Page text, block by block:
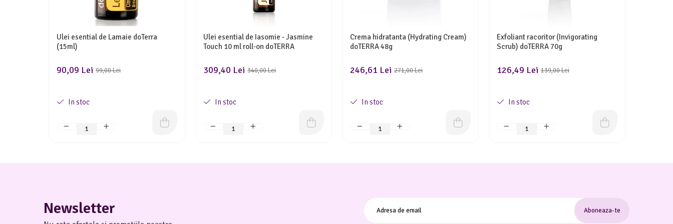
Ulei esential de Lamaie doTerra
(15ml)
99,00 Lei
90,09 Lei
In stoc
Ulei esential de Iasomie - Jasmine
Touch 10 ml roll-on doTERRA
340,00 Lei
309,40 Lei
In stoc
Crema hidratanta (Hydrating Cream)
doTERRA 48g
271,00 Lei
246,61 Lei
In stoc
Exfoliant racoritor (Invigorating
Scrub) doTERRA 70g
139,00 Lei
126,49 Lei
In stoc
Newsletter